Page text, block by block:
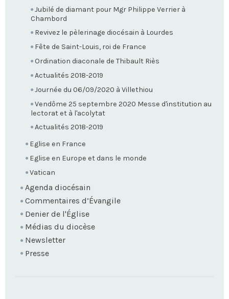
Jubilé de diamant pour Mgr Philippe Verrier à
Chambord
Revivez le pèlerinage diocésain à Lourdes
Fête de Saint-Louis, roi de France
Ordination diaconale de Thibault Riès
Actualités 2018-2019
Journée du 06/09/2020 à Villethiou
Vendôme 25 septembre 2020 Messe d'institution au
lectorat et à l'acolytat
Actualités 2018-2019
Eglise en France
Eglise en Europe et dans le monde
Vatican
Agenda diocésain
Commentaires d’Évangile
Denier de l'Église
Médias du diocèse
Newsletter
Presse